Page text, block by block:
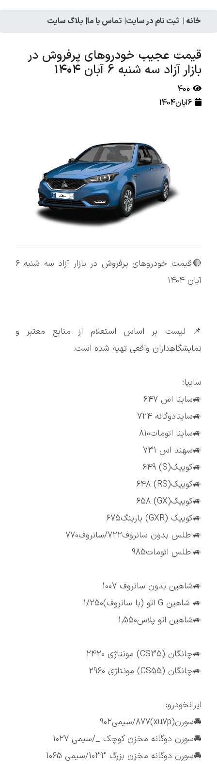
خانه | ثبت نام در سایت| تماس با ما| بلاگ سایت
قیمت عجیب خودروهای پرفروش در
بازار آزاد سه شنبه 6 آبان ۱۴۰۴
400
6آبان1404
🔴قیمت خودروهای پرفروش در بازار آزاد سه شنبه 6
آبان ۱۴۰۴
📌 لیست بر اساس استعلام از منابع معتبر و
نمایشگاهداران واقعی تهیه شده است.
سایپا:
🚙ساینا اس 647
🚙ساینادوگانه 724
🚙ساینا اتومات810
🚙سهند اس 731
🚙کوییک(S) 649
🚙کوییک(RS) 648
🚙کوییک(GX) 658
🚙کوییک (GXR) بارینگ675
🚙اطلس بدون سانروف722/سانروف770
🚙اطلس اتومات985
🚙شاهین بدون سانروف 1007
🚙 شاهین G اتو (با سانروف)1/250
🚙شاهین اتو پلاس1,550
🚙چانگان (CS35) مونتاژی 2420
🚙چانگان (CS55) مونتاژی 2960
ایرانخودرو:
🚘سورن(xu7p)877/سیمی902
🚘سورن دوگانه مخزن کوچک _/سیمی 1027
🚘سورن دوگانه مخزن بزرگ 1033/سیمی 1065